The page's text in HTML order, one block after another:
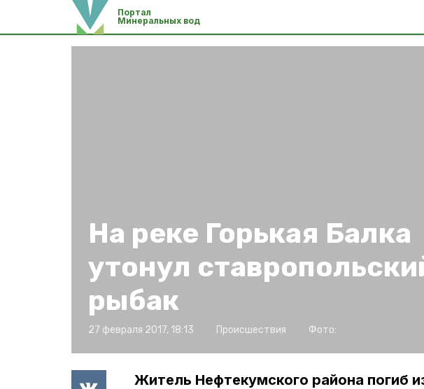
Портал
Минеральных вод
На реке Горькая Балка
утонул
рыбак
27 февраля 2017, 18:13 Происшествия Фото:
Житель Нефтекумского района погиб